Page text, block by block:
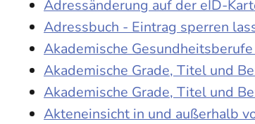
Adressänderung auf der eID-
Adressbuch - Eintrag sperren
Akademische
Akademische Grade, Titel und
Akademische Grade, Titel und
Akteneinsicht in und außerhalb